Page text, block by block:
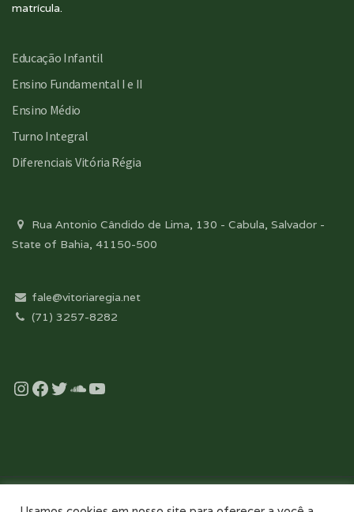
matrícula.
Educação Infantil
Ensino Fundamental I e II
Ensino Médio
Turno Integral
Diferenciais Vitória Régia
Rua Antonio Cândido de Lima, 130 - Cabula, Salvador -
State of Bahia, 41150-500
fale@vitoriaregia.net
(71) 3257-8282
Instagram
Facebook
Twitter
Soundcloud
YouTube
Desenvolvido com essência pela: